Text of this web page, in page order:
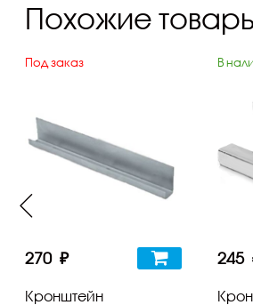
Похожие
Под заказ
270 ₽
Кронштейн
В
245